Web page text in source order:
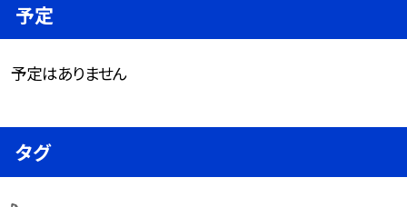
予定
予定はありません
タグ